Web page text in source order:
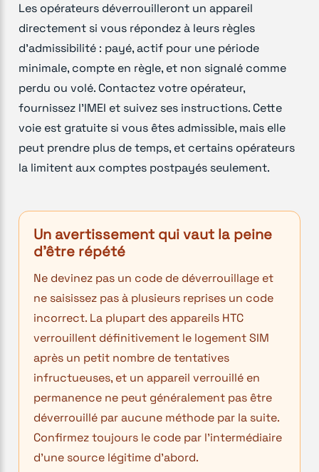
Les opérateurs déverrouilleront un appareil
directement si vous répondez à leurs règles
d'admissibilité : payé, actif pour une période
minimale, compte en règle, et non signalé comme
perdu ou volé. Contactez votre opérateur,
fournissez l'IMEI et suivez ses instructions. Cette
voie est gratuite si vous êtes admissible, mais elle
peut prendre plus de temps, et certains opérateurs
la limitent aux comptes postpayés seulement.
Un avertissement qui vaut la peine
d'être répété
Ne devinez pas un code de déverrouillage et
ne saisissez pas à plusieurs reprises un code
incorrect. La plupart des appareils HTC
verrouillent définitivement le logement SIM
après un petit nombre de tentatives
infructueuses, et un appareil verrouillé en
permanence ne peut généralement pas être
déverrouillé par aucune méthode par la suite.
Confirmez toujours le code par l'intermédiaire
d'une source légitime d'abord.